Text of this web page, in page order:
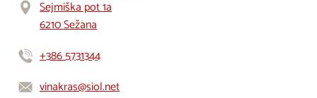
Sejmiška pot 1a
6210 Sežana
+386 5731344
vinakras@siol.net